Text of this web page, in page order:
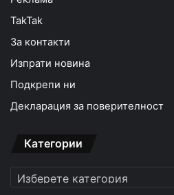
TakTak
За контакти
Изпрати новина
Подкрепи ни
Декларация за поверителност
Категории
Категории